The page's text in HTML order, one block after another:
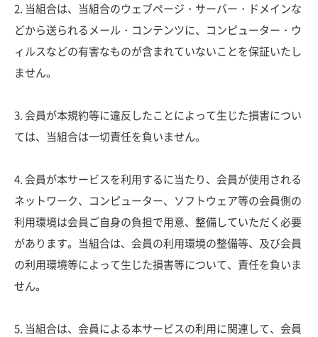
2. 当組合は、当組合のウェブページ・サーバー・ドメインな
どから送られるメール・コンテンツに、コンピューター・ウ
ィルスなどの有害なものが含まれていないことを保証いたし
ません。
3. 会員が本規約等に違反したことによって生じた損害につい
ては、当組合は一切責任を負いません。
4. 会員が本サービスを利用するに当たり、会員が使用される
ネットワーク、コンピューター、ソフトウェア等の会員側の
利用環境は会員ご自身の負担で用意、整備していただく必要
があります。当組合は、会員の利用環境の整備等、及び会員
の利用環境等によって生じた損害等について、責任を負いま
せん。
5. 当組合は、会員による本サービスの利用に関連して、会員